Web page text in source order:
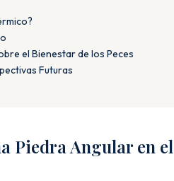
el Bienestar de los Peces
Futuras
Piedra Angular en